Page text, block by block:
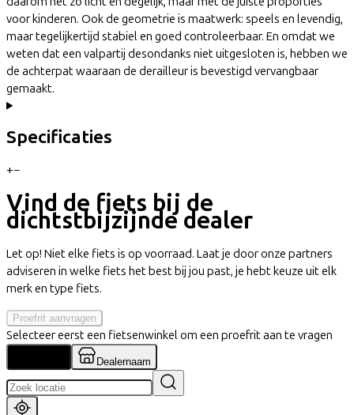
voor kinderen. Ook de geometrie is maatwerk: speels en levendig,
maar tegelijkertijd stabiel en goed controleerbaar. En omdat we
weten dat een valpartij desondanks niet uitgesloten is, hebben we
de achterpat waaraan de derailleur is bevestigd vervangbaar
gemaakt.
Specificaties
+−
Vind de fiets bij de
dichtstbijzijnde dealer
Let op! Niet elke fiets is op voorraad. Laat je door onze partners
adviseren in welke fiets het best bij jou past, je hebt keuze uit elk
merk en type fiets.
Proefrit aanvragen
Selecteer eerst een fietsenwinkel om een proefrit aan te vragen
Dealernaam